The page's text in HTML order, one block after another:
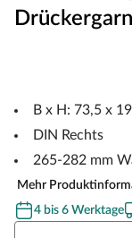
B x H: 73,5 x
DIN Rechts
265-282 mm
Mehr
4 bis 6 Werktage